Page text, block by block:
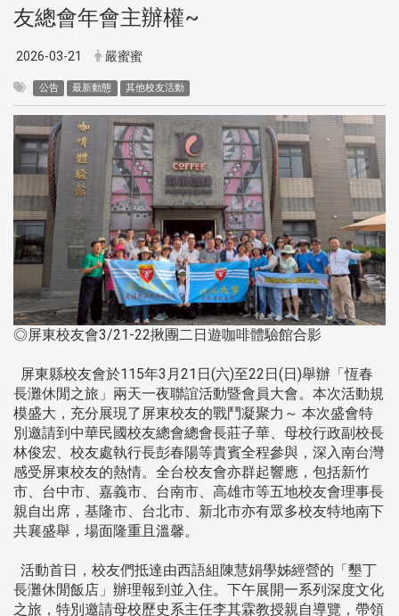
友總會年會主辦權~
2026-03-21 嚴蜜蜜
公告 最新動態 其他校友活動
◎屏東校友會3/21-22揪團二日遊咖啡體驗館合影
屏東縣校友會於115年3月21日(六)至22日(日)舉辦「恆春
長灘休閒之旅」兩天一夜聯誼活動暨會員大會。本次活動規
模盛大，充分展現了屏東校友的戰鬥凝聚力～ 本次盛會特
別邀請到中華民國校友總會總會長莊子華、母校行政副校長
林俊宏、校友處執行長彭春陽等貴賓全程參與，深入南台灣
感受屏東校友的熱情。全台校友會亦群起響應，包括新竹
市、台中市、嘉義市、台南市、高雄市等五地校友會理事長
親自出席，基隆市、台北市、新北市亦有眾多校友特地南下
共襄盛舉，場面隆重且溫馨。
活動首日，校友們抵達由西語組陳慧娟學姊經營的「墾丁
長灘休閒飯店」辦理報到並入住。下午展開一系列深度文化
之旅，特別邀請母校歷史系主任李其霖教授親自導覽，帶領